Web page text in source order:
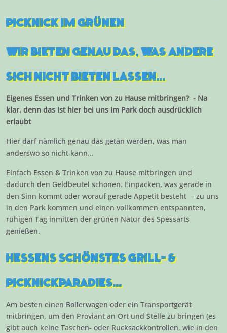
PICKNICK IM GRÜNEN
WIR BIETEN GENAU DAS, WAS ANDERE
SICH NICHT BIETEN LASSEN...
Eigenes Essen und Trinken von zu Hause mitbringen? - Na
klar, denn das ist hier bei uns im Park doch ausdrücklich
erlaubt
Hier darf nämlich genau das getan werden, was man
anderswo so nicht kann...
Einfach Essen & Trinken von zu Hause mitbringen und
dadurch den Geldbeutel schonen. Einpacken, was gerade in
den Sinn kommt oder worauf gerade Appetit besteht – zu uns
in den Park kommen und einen vollkommen entspannten,
ruhigen Tag inmitten der grünen Natur des Spessarts
genießen.
HESSENS SCHÖNSTES GRILL- &
PICKNICKPARADIES...
Am besten einen Bollerwagen oder ein Transportgerät
mitbringen, um den Proviant an Ort und Stelle zu bringen (es
gibt auch keine Taschen- oder Rucksackkontrollen, wie in den